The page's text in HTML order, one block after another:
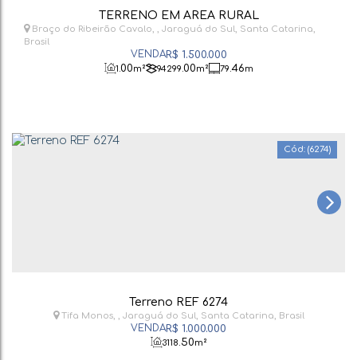
TERRENO EM AREA RURAL
R$ 1.500.000
Braço do Ribeirão Cavalo , Jaraguá do Sul, Santa Catarina,
Brasil
1 .00m² 94299 .00m² 79 .46m
(6274)
Terreno REF 6274
R$ 1.000.000
Tifa Monos , Jaraguá do Sul, Santa Catarina, Brasil
3118 .50m²